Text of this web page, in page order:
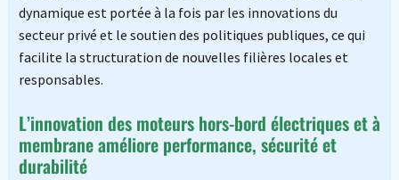
dynamique est portée à la fois par les innovations du
secteur privé et le soutien des politiques publiques, ce qui
facilite la structuration de nouvelles filières locales et
responsables.
L’innovation des moteurs hors-bord électriques et à
membrane améliore performance, sécurité et
durabilité